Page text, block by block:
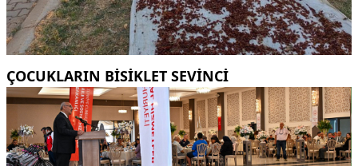
ÇOCUKLARIN BISIKLET SEVINCI